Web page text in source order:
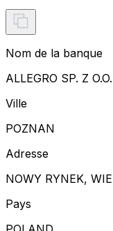
Nom de la banque
ALLEGRO SP. Z O.O.
Ville
POZNAN
Adresse
NOWY RYNEK,
Pays